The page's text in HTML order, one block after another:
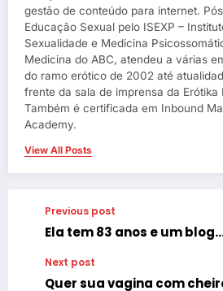
gestão de conteúdo para internet.
Educação Sexual pelo ISEXP –
Sexualidade e Medicina
Medicina do ABC, atendeu a várias
do ramo erótico de 2002 até
frente da sala de imprensa da Erótika
Também é certificada em Inbound
Academy.
View All Posts
Previous post
Ela tem 83 anos e um
Next post
Quer sua vagina com